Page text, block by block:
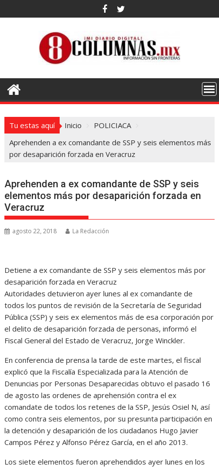
al
Tu estas aquí Inicio
POLICIACA
Aprehenden a ex comandante de SSP y seis elementos más
por desaparición forzada en Veracruz
Aprehenden a ex comandante de SSP y seis
elementos más por desaparición forzada en
Veracruz
agosto 22, 2018 La Redacción
Detiene a ex comandante de SSP y seis elementos más por
desaparición forzada en Veracruz
Autoridades detuvieron ayer lunes al ex comandante de
todos los puntos de revisión de la Secretaría de Seguridad
Pública (SSP) y seis ex elementos más de esa corporación por
el delito de desaparición forzada de personas, informó el
Fiscal General del Estado de Veracruz, Jorge Winckler.
En conferencia de prensa la tarde de este martes, el fiscal
explicó que la Fiscalía Especializada para la Atención de
Denuncias por Personas Desaparecidas obtuvo el pasado 16
de agosto las ordenes de aprehensión contra el ex
comandate de todos los retenes de la SSP, Jesús Osiel N, así
como contra seis elementos, por su presunta participación en
la detención y desaparición de los ciudadanos Hugo Javier
Campos Pérez y Alfonso Pérez García, en el año 2013.
Los siete elementos fueron aprehendidos ayer lunes en los